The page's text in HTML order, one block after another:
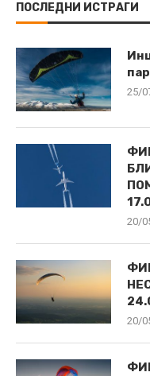
ПОСЛЕДНИ ИСТРАГИ
25/
20/
20/